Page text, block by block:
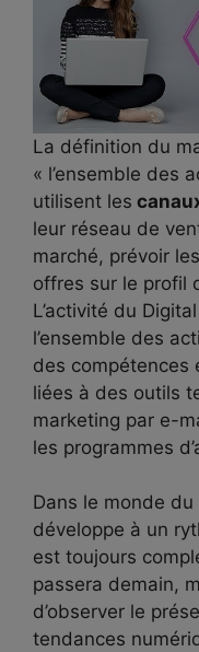
La définition du
« l’ensemble des
utilisent les
leur réseau de
marché, prévoir
offres sur le profil
L’activité du
l’ensemble des
des compétences
liées à des outils
marketing par e-
les programmes
Dans le monde
développe à un
est toujours
passera demain,
d’observer le
tendances